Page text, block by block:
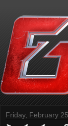
Friday, February